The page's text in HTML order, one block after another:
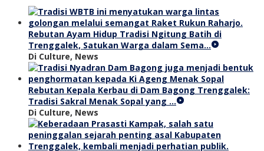
Rebutan Ayam Hidup Tradisi Ngitung Batih di
Trenggalek, Satukan Warga dalam Sema…
Di Culture, News
Rebutan Kepala Kerbau di Dam Bagong Trenggalek:
Tradisi Sakral Menak Sopal yang …
Di Culture, News